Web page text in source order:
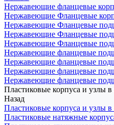
Нержавеющие фланцевые
Нержавеющие Фланцевые
Нержавеющие Фланцевые
Нержавеющие Фланцевые
Нержавеющие Фланцевые
Нержавеющие фланцевые
Нержавеющие фланцевые
Нержавеющие фланцевые
Нержавеющие фланцевые
Пластиковые корпуса и узлы в
Назад
Пластиковые корпуса и узлы в
Пластиковые натяжные